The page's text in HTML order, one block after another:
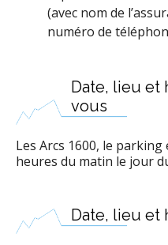
(avec nom de
numéro de
Date, lieu et
vous
Les Arcs 1600, le
heures du matin le jour
Date, lieu et